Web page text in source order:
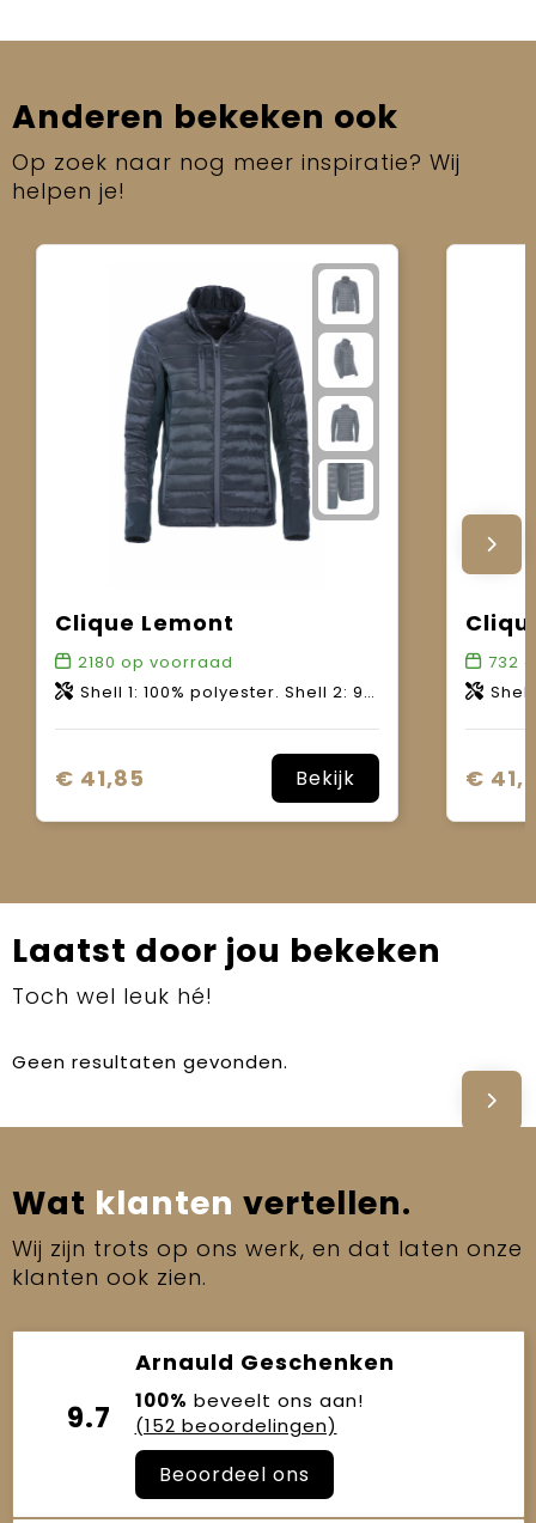
Anderen bekeken ook
Op zoek naar nog meer inspiratie? Wij
helpen je!
Clique Lemont
2180 op voorraad
Shell 1: 100% polyester. Shell 2: 96% polyester, 4% elastaan. Voering: 100% polyester. Wattering: 100% polyester.
€ 41,85 Bekijk
732
Shell 1: 100%
€
Laatst door jou bekeken
Toch wel leuk hé!
Geen resultaten gevonden.
Wat klanten vertellen.
Wij zijn trots op ons werk, en dat laten onze
klanten ook zien.
9.7
Arnauld Geschenken
100% beveelt ons aan!
(152 beoordelingen)
Beoordeel ons